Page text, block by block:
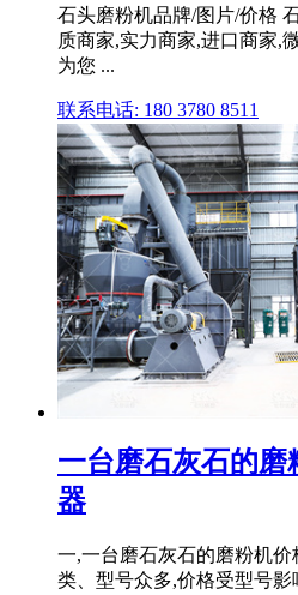
石头磨粉机品牌/图片/价格
质商家,实力商家,进口商家,
为您 ...
联系电话: 180 3780 8511
一台磨石灰石的
器
一,一台磨石灰石的磨粉机
类、型号众多,价格受型号